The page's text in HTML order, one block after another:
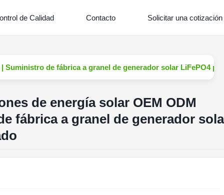
de Calidad Contacto Solicitar una cotización
Suministro de fábrica a granel de generador solar LiFePO4
de energía solar OEM ODM
fábrica a granel de generador